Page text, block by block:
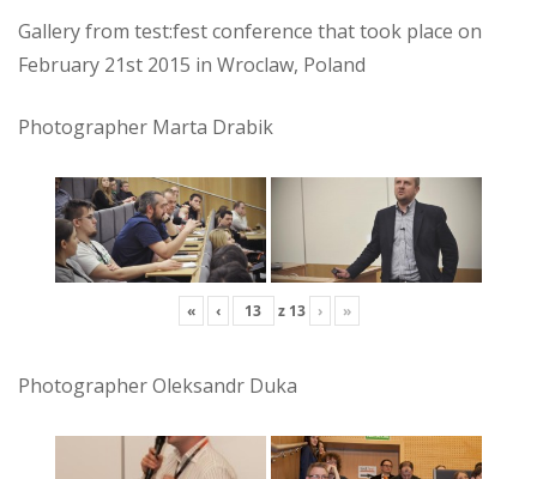
Gallery from test:fest conference that took place on
February 21st 2015 in Wroclaw, Poland
Photographer Marta Drabik
« ‹ z 13 › »
Photographer Oleksandr Duka